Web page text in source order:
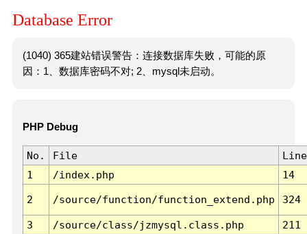
Database Error
(1040) 365建站错误警告：连接数据库失败，可能的原
因：1、数据库密码不对; 2、mysql未启动。
PHP Debug
No. File
Line
1
/index.php 14
2 /source/function/function_extend.php 324
3 /source/class/jzmysql.class.php
211